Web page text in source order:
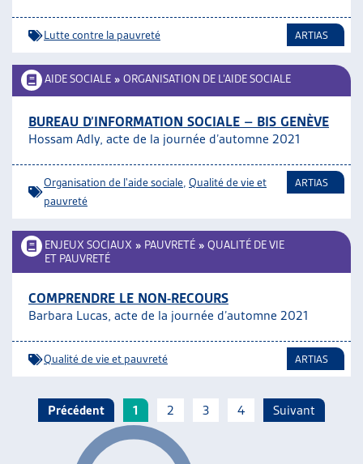
Lutte contre la pauvreté ARTIAS
AIDE SOCIALE » ORGANISATION DE L’AIDE SOCIALE
BUREAU D’INFORMATION SOCIALE – BIS GENÈVE
Hossam Adly, acte de la journée d’automne 2021
Organisation de l'aide sociale Qualité de vie et
pauvreté
ARTIAS
ENJEUX SOCIAUX » PAUVRETÉ » QUALITÉ DE VIE
ET PAUVRETÉ
COMPRENDRE LE NON-RECOURS
Barbara Lucas, acte de la journée d’automne 2021
Qualité de vie et pauvreté ARTIAS
Précédent 1 2 3 4 Suivant